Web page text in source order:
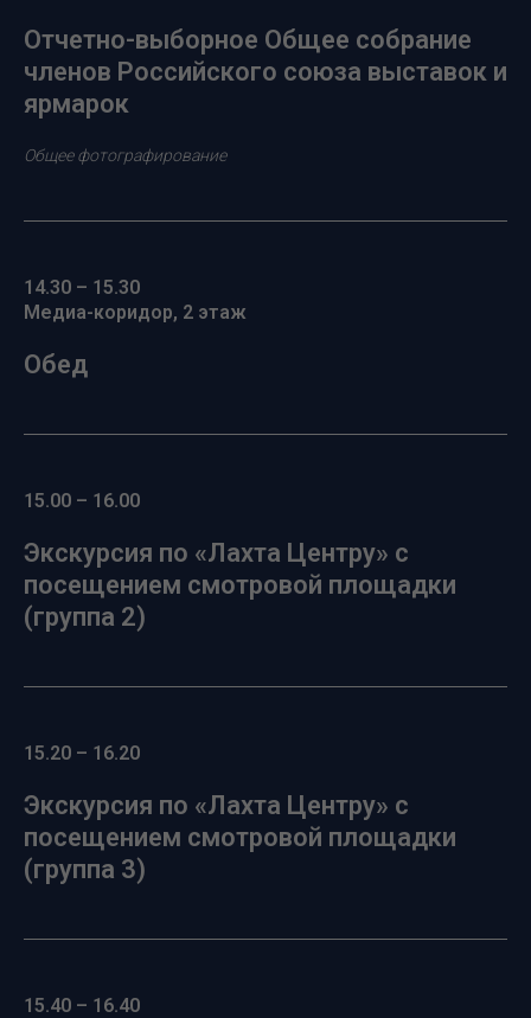
Отчетно-выборное Общее собрание
членов Российского союза выставок и
ярмарок
Общее фотографирование
14.30 – 15.30
Медиа-коридор, 2 этаж
Обед
15.00 – 16.00
Экскурсия по «Лахта Центру» с
посещением смотровой площадки
(группа 2)
15.20 – 16.20
Экскурсия по «Лахта Центру» с
посещением смотровой площадки
(группа 3)
15.40 – 16.40